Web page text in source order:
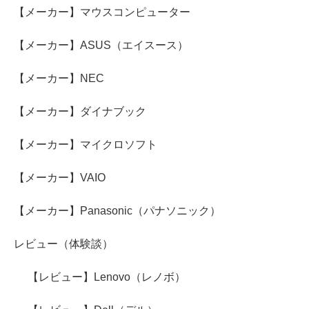
【メーカー】マウスコンピューター
【メーカー】ASUS（エイスース）
【メーカー】NEC
【メーカー】ダイナブック
【メーカー】マイクロソフト
【メーカー】VAIO
【メーカー】Panasonic（パナソニック）
レビュー（体験談）
【レビュー】Lenovo（レノボ）